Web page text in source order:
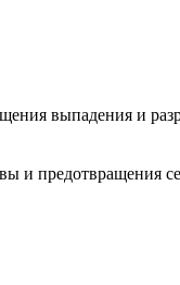
выпадения и
и предотвращения